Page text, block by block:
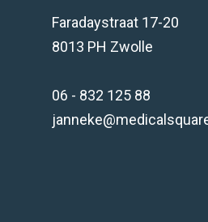
Faradaystraat 17-20
8013 PH Zwolle
06 - 832 125 88